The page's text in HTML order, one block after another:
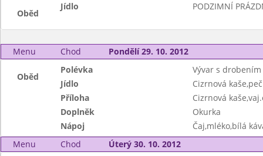
Oběd
Jídlo PODZIMNÍ
Menu Chod Pondělí 29. 10. 2012
Oběd
Polévka
Vývar s drobením
Jídlo
Cizrnová
Příloha
Cizrnová
Doplněk
Okurka
Nápoj
Čaj,mléko,bílá
Menu
Chod Úterý 30. 10. 2012